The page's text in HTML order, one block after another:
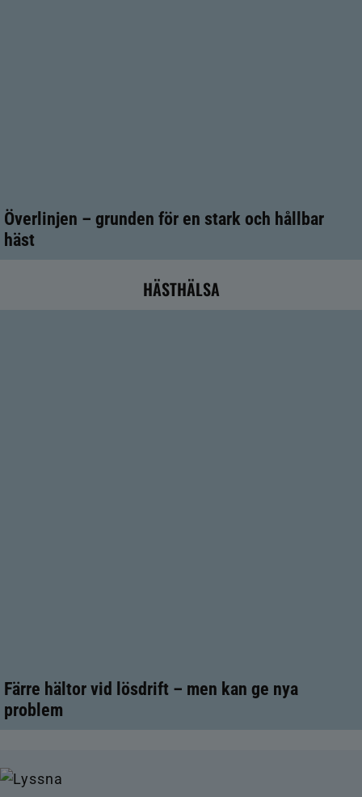
Överlinjen – grunden för en stark och hållbar
häst
HÄSTHÄLSA
Färre hältor vid lösdrift – men kan ge nya
problem